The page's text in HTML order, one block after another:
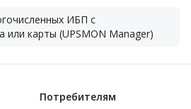
ИБП с
или карты (UPSMON Manager)
Потребителям